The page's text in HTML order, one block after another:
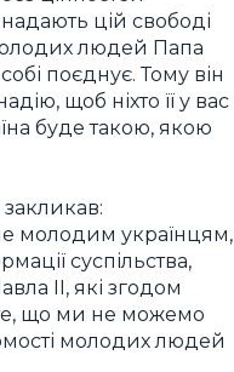
цій свободі
людей Папа
поєднує. Тому він
щоб ніхто її у вас
буде такою, якою
молодим українцям,
суспільства,
II, які згодом
що ми не можемо
молодих людей